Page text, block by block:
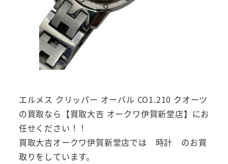
エルメス クリッパー オーバル CO1.210 クオーツ
の買取なら【買取大吉 オークワ伊賀新堂店】にお
任せください！！
買取大吉オークワ伊賀新堂店では 時計 のお買
取りをしています。